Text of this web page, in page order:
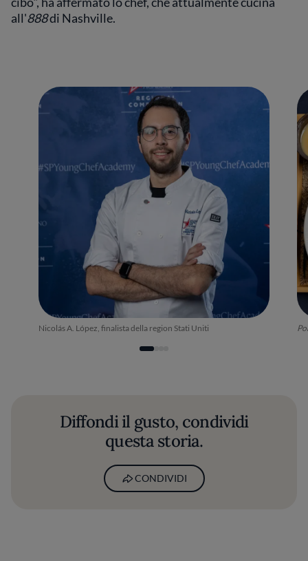
all'888di Nashville.
Nicolás A. López, finalista della region Stati Uniti
Diffondi il gusto, condividi
questa storia.
CONDIVIDI